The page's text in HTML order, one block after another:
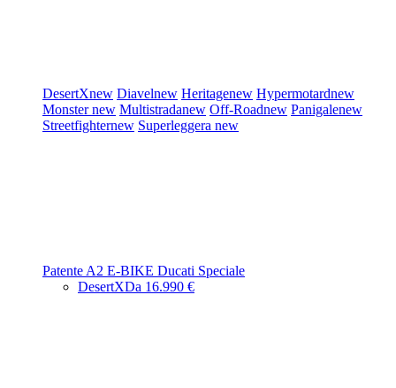
DesertXnew Diavelnew Heritagenew Hypermotardnew
Monsternew Multistradanew Off-Roadnew Panigalenew
Streetfighternew Superleggera new
Patente A2 E-BIKE Ducati Speciale
DesertXDa 16.990 €